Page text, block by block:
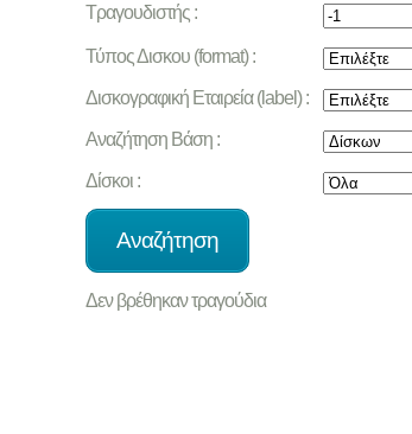
Τραγουδιστής :
Τύπος Δισκου (format) :
Δισκογραφική Εταιρεία (label) :
Αναζήτηση Βάση :
Δίσκοι :
Δεν βρέθηκαν τραγούδια